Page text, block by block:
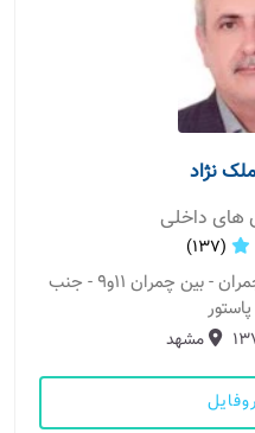
نژاد
های داخلی
(137)
مطب 1: مشهد - خیابان شهید چمران - بین چمران 11و9 - جنب
مشهد